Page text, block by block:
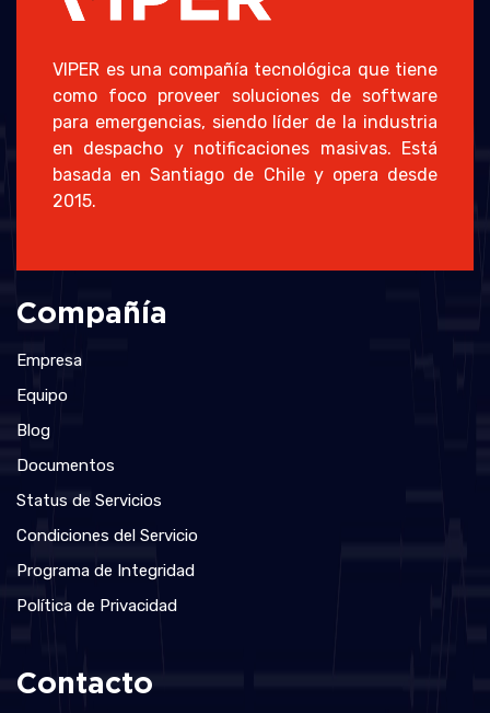
VIPER es una compañía tecnológica que tiene
como foco proveer soluciones de software
para emergencias, siendo líder de la industria
en despacho y notificaciones masivas. Está
basada en Santiago de Chile y opera desde
2015.
Compañía
Empresa
Equipo
Blog
Documentos
Status de Servicios
Condiciones del Servicio
Programa de Integridad
Política de Privacidad
Contacto